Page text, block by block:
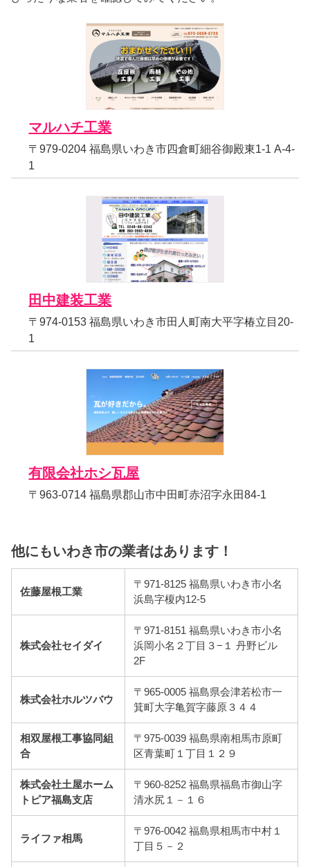
マルハチ工業
〒979-0204 福島県いわき市四倉町細谷御殿東1-1 A-4-
1
田中建装工業
〒974-0153 福島県いわき市田人町南大平字椿立目20-
1
有限会社ホシ瓦屋
〒963-0714 福島県郡山市中田町赤沼字永田84-1
他にもいわき市の業者はあります！
佐藤屋根工業
〒971-8125 福島県いわき市小名
浜島字榎内12-5
株式会社セイダイ
〒971-8151 福島県いわき市小名
浜岡小名２丁目３−１ 丹野ビル
2F
株式会社ホルツバウ
〒965-0005 福島県会津若松市一
箕町大字亀賀字藤原３４４
相双屋根工事協同組
合
〒975-0039 福島県南相馬市原町
区青葉町１丁目１２９
株式会社土屋ホーム
トピア福島支店
〒960-8252 福島県福島市御山字
清水尻１－１６
ライファ相馬
〒976-0042 福島県相馬市中村１
丁目５－２